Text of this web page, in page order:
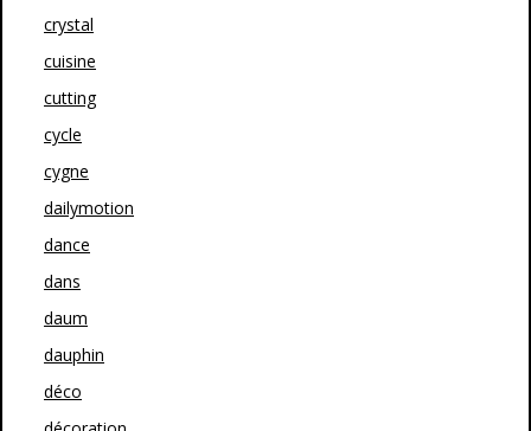
crystal
cuisine
cutting
cycle
cygne
dailymotion
dance
dans
daum
dauphin
déco